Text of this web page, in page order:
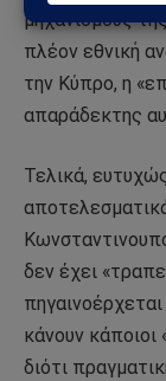
μηχανισμούς
πλέον εθνική
την Κύπρο, η
απαράδεκτης
Τελικά,
δεν έχει
κάνουν κάποιοι
διότι